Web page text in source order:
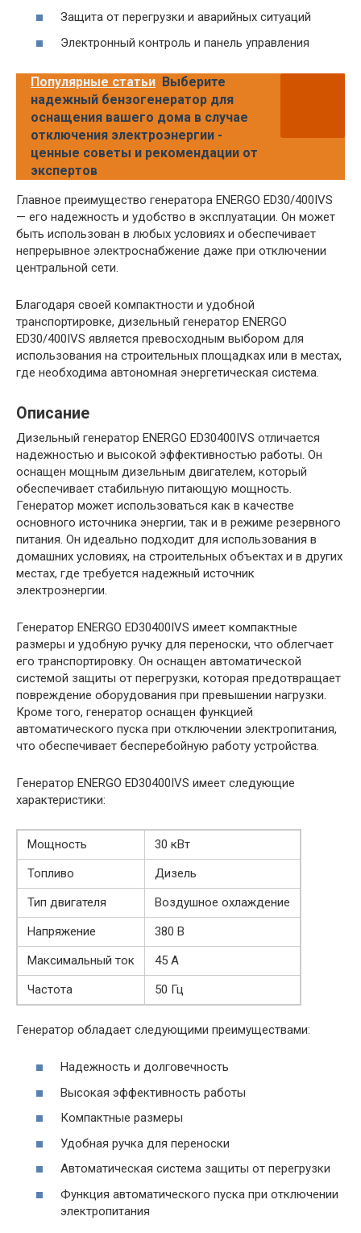
Защита от перегрузки и аварийных ситуаций
Электронный контроль и панель управления
Популярные статьи Выберите
надежный бензогенератор для
оснащения вашего дома в случае
отключения электроэнергии -
ценные советы и рекомендации от
экспертов
Главное преимущество генератора ENERGO ED30/400IVS
— его надежность и удобство в эксплуатации. Он может
быть использован в любых условиях и обеспечивает
непрерывное электроснабжение даже при отключении
центральной сети.
Благодаря своей компактности и удобной
транспортировке, дизельный генератор ENERGO
ED30/400IVS является превосходным выбором для
использования на строительных площадках или в местах,
где необходима автономная энергетическая система.
Описание
Дизельный генератор ENERGO ED30400IVS отличается
надежностью и высокой эффективностью работы. Он
оснащен мощным дизельным двигателем, который
обеспечивает стабильную питающую мощность.
Генератор может использоваться как в качестве
основного источника энергии, так и в режиме резервного
питания. Он идеально подходит для использования в
домашних условиях, на строительных объектах и в других
местах, где требуется надежный источник
электроэнергии.
Генератор ENERGO ED30400IVS имеет компактные
размеры и удобную ручку для переноски, что облегчает
его транспортировку. Он оснащен автоматической
системой защиты от перегрузки, которая предотвращает
повреждение оборудования при превышении нагрузки.
Кроме того, генератор оснащен функцией
автоматического пуска при отключении электропитания,
что обеспечивает бесперебойную работу устройства.
Генератор ENERGO ED30400IVS имеет следующие
характеристики:
Мощность
30 кВт
Топливо
Дизель
Тип двигателя
Воздушное охлаждение
Напряжение
380 В
Максимальный ток
45 А
Частота
50 Гц
Генератор обладает следующими преимуществами:
Надежность и долговечность
Высокая эффективность работы
Компактные размеры
Удобная ручка для переноски
Автоматическая система защиты от перегрузки
Функция автоматического пуска при отключении
электропитания